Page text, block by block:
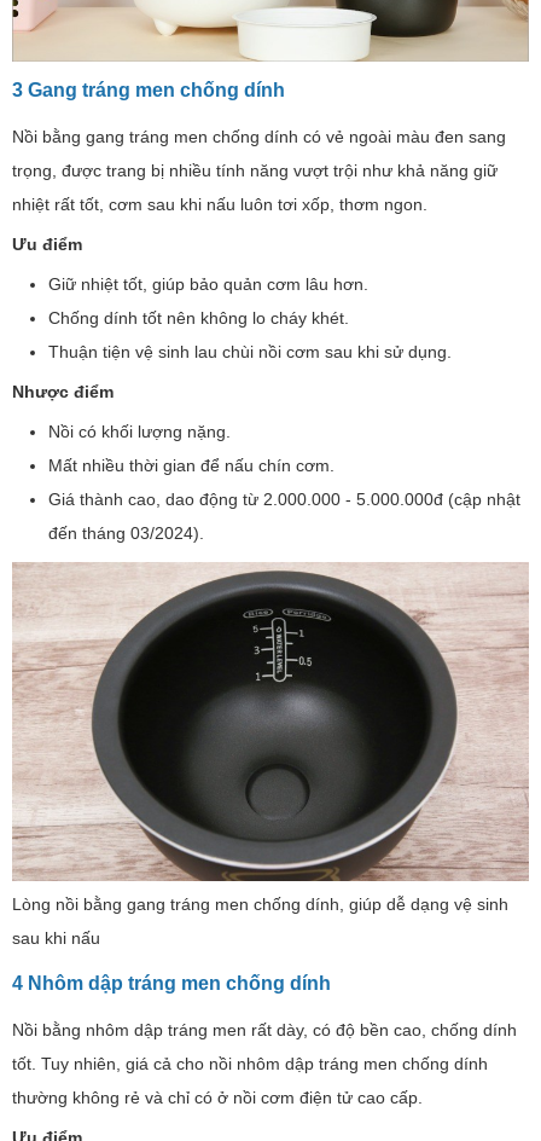
3 Gang tráng men chống dính
Nồi bằng gang tráng men chống dính có vẻ ngoài màu đen sang
trọng, được trang bị nhiều tính năng vượt trội như khả năng giữ
nhiệt rất tốt, cơm sau khi nấu luôn tơi xốp, thơm ngon.
Ưu điểm
Giữ nhiệt tốt, giúp bảo quản cơm lâu hơn.
Chống dính tốt nên không lo cháy khét.
Thuận tiện vệ sinh lau chùi nồi cơm sau khi sử dụng.
Nhược điểm
Nồi có khối lượng nặng.
Mất nhiều thời gian để nấu chín cơm.
Giá thành cao, dao động từ 2.000.000 - 5.000.000đ (cập nhật
đến tháng 03/2024).
Lòng nồi bằng gang tráng men chống dính, giúp dễ dạng vệ sinh
sau khi nấu
4 Nhôm dập tráng men chống dính
Nồi bằng nhôm dập tráng men rất dày, có độ bền cao, chống dính
tốt. Tuy nhiên, giá cả cho nồi nhôm dập tráng men chống dính
thường không rẻ và chỉ có ở nồi cơm điện tử cao cấp.
Ưu điểm